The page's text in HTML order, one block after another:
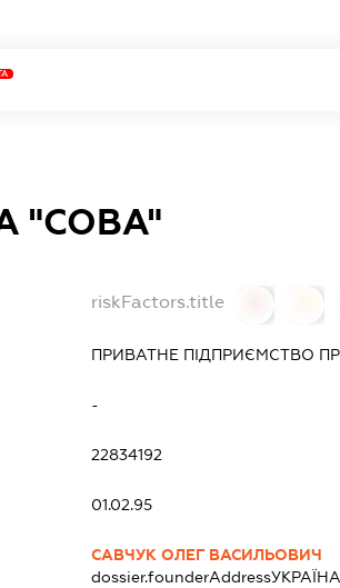
"СОВА"
riskFactors.title
ПРИВАТНЕ ПІДПРИЄМСТВО
-
22834192
01.02.95
САВЧУК ОЛЕГ ВАСИЛЬОВИЧ
dossier.founderAddress